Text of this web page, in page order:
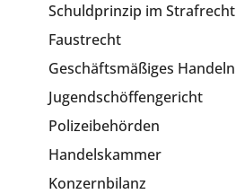
Schuldprinzip im Strafrecht
Faustrecht
Geschäftsmäßiges Handeln
Jugendschöffengericht
Polizeibehörden
Handelskammer
Konzernbilanz